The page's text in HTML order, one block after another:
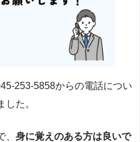
253-5858からの電話につい
た。
身に覚えのある方は良いで